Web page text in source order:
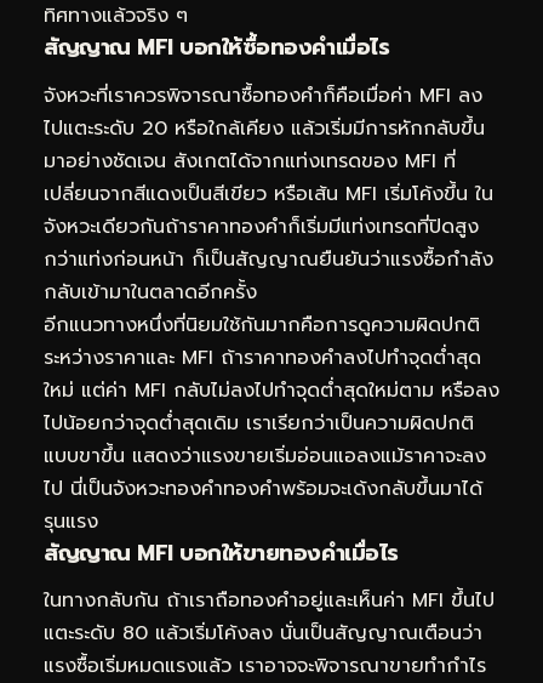
ทิศทางแล้วจริง ๆ
สัญญาณ MFI บอกให้ซื้อทองคำเมื่อไร
จังหวะที่เราควรพิจารณาซื้อทองคำก็คือเมื่อค่า MFI ลง
ไปแตะระดับ 20 หรือใกล้เคียง แล้วเริ่มมีการหักกลับขึ้น
มาอย่างชัดเจน สังเกตได้จากแท่งเทรดของ MFI ที่
เปลี่ยนจากสีแดงเป็นสีเขียว หรือเส้น MFI เริ่มโค้งขึ้น ใน
จังหวะเดียวกันถ้าราคาทองคำก็เริ่มมีแท่งเทรดที่ปิดสูง
กว่าแท่งก่อนหน้า ก็เป็นสัญญาณยืนยันว่าแรงซื้อกำลัง
กลับเข้ามาในตลาดอีกครั้ง
อีกแนวทางหนึ่งที่นิยมใช้กันมากคือการดูความผิดปกติ
ระหว่างราคาและ MFI ถ้าราคาทองคำลงไปทำจุดต่ำสุด
ใหม่ แต่ค่า MFI กลับไม่ลงไปทำจุดต่ำสุดใหม่ตาม หรือลง
ไปน้อยกว่าจุดต่ำสุดเดิม เราเรียกว่าเป็นความผิดปกติ
แบบขาขึ้น แสดงว่าแรงขายเริ่มอ่อนแอลงแม้ราคาจะลง
ไป นี่เป็นจังหวะทองคำทองคำพร้อมจะเด้งกลับขึ้นมาได้
รุนแรง
สัญญาณ MFI บอกให้ขายทองคำเมื่อไร
ในทางกลับกัน ถ้าเราถือทองคำอยู่และเห็นค่า MFI ขึ้นไป
แตะระดับ 80 แล้วเริ่มโค้งลง นั่นเป็นสัญญาณเตือนว่า
แรงซื้อเริ่มหมดแรงแล้ว เราอาจจะพิจารณาขายทำกำไร